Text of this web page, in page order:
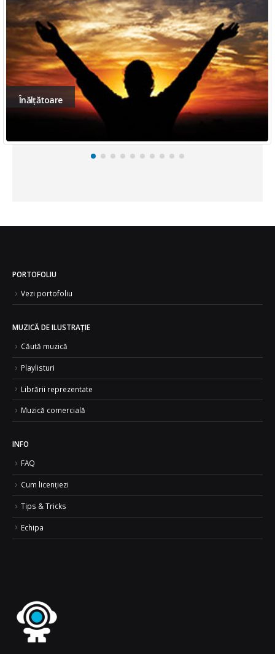
Pozitivă
PORTOFOLIU
Vezi portofoliu
MUZICĂ DE ILUSTRAȚIE
Căută muzică
Playlisturi
Librării reprezentate
Muzică comercială
INFO
FAQ
Cum licențiezi
Tips & Tricks
Echipa